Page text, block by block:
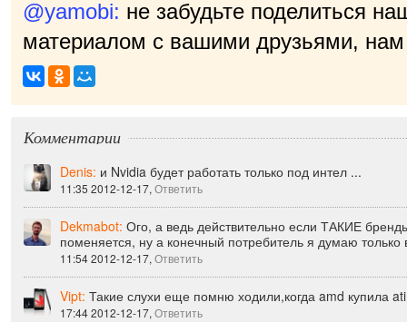
@yamobi: не забудьте поделиться
материалом с вашими друзьями, нам
Комментарии
Denis: и Nvidia будет работать только под интел ...
11:35 2012-12-17, Ответить
Dekmabot: Ого, а ведь действительно если ТАКИЕ
поменяется, ну а конечный потребитель я думаю только
11:54 2012-12-17, Ответить
Vipt: Такие слухи еще помню ходили,когда amd купила ati
17:44 2012-12-17, Ответить